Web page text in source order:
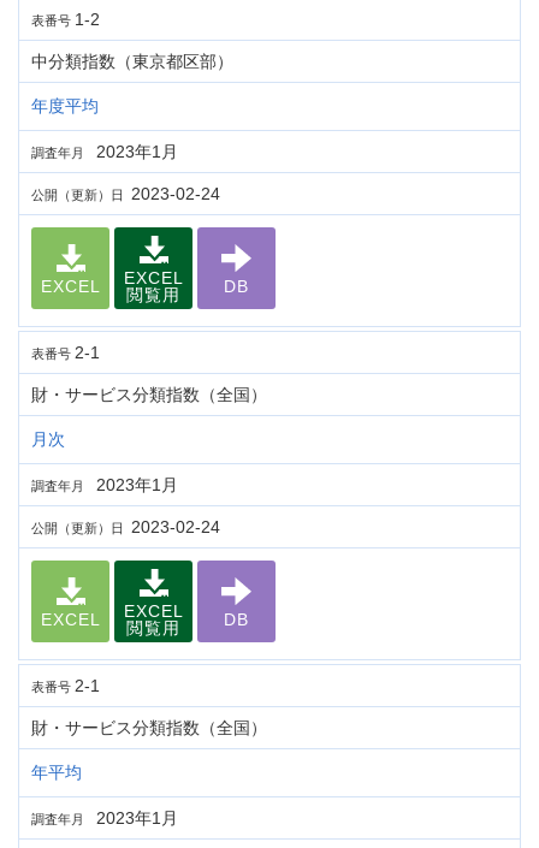
表番号 1-2
中分類指数（東京都区部）
年度平均
調査年月 2023年1月
公開（更新）日 2023-02-24
EXCEL
EXCEL
閲覧用
DB
表番号 2-1
財・サービス分類指数（全国）
月次
調査年月 2023年1月
公開（更新）日 2023-02-24
EXCEL
EXCEL
閲覧用
DB
表番号 2-1
財・サービス分類指数（全国）
年平均
調査年月 2023年1月